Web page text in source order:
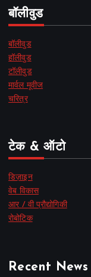
बॉलीवुड
बॉलीवुड
हॉलीवुड
टॉलीवुड
मार्वल मूवीज
चरित्र
टेक & ऑटो
डिज़ाइन
वेब विकास
आर / वी प्रौद्योगिकी
रोबोटिक
Recent News